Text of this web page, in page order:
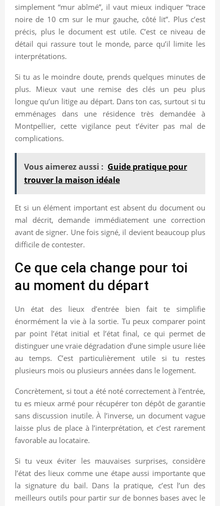
simplement “mur abîmé”, il vaut mieux indiquer “trace
noire de 10 cm sur le mur gauche, côté lit”. Plus c’est
précis, plus le document est utile. C’est ce niveau de
détail qui rassure tout le monde, parce qu’il limite les
interprétations.
Si tu as le moindre doute, prends quelques minutes de
plus. Mieux vaut une remise des clés un peu plus
longue qu’un litige au départ. Dans ton cas, surtout si tu
emménages dans une résidence très demandée à
Montpellier, cette vigilance peut t’éviter pas mal de
complications.
Vous aimerez aussi : Guide pratique pour
trouver la maison idéale
Et si un élément important est absent du document ou
mal décrit, demande immédiatement une correction
avant de signer. Une fois signé, il devient beaucoup plus
difficile de contester.
Ce que cela change pour toi
au moment du départ
Un état des lieux d’entrée bien fait te simplifie
énormément la vie à la sortie. Tu peux comparer point
par point l’état initial et l’état final, ce qui permet de
distinguer une vraie dégradation d’une simple usure liée
au temps. C’est particulièrement utile si tu restes
plusieurs mois ou plusieurs années dans le logement.
Concrètement, si tout a été noté correctement à l’entrée,
tu es mieux armé pour récupérer ton dépôt de garantie
sans discussion inutile. À l’inverse, un document vague
laisse plus de place à l’interprétation, et c’est rarement
favorable au locataire.
Si tu veux éviter les mauvaises surprises, considère
l’état des lieux comme une étape aussi importante que
la signature du bail. Dans la pratique, c’est l’un des
meilleurs outils pour partir sur de bonnes bases avec le